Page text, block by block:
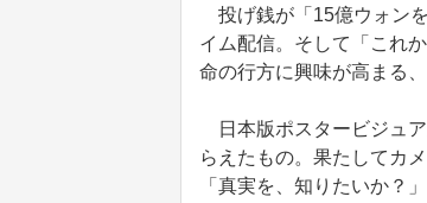
投げ銭が「15億ウォン
イム配信。そして「これ
命の行方に興味が高まる
日本版ポスタービジュ
らえたもの。果たしてカ
「真実を、知りたいか？